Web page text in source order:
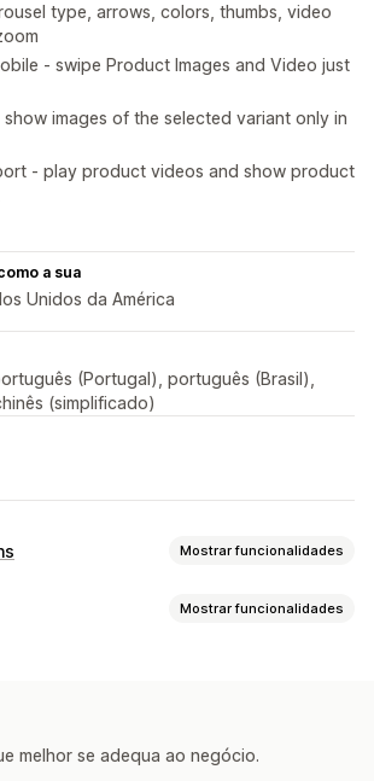
type, arrows, colors, thumbs, video
- swipe Product Images and Video just
show images of the selected variant only in
- play product videos and show product
a sua
Unidos da América
(Portugal), português (Brasil),
(simplificado)
Mostrar funcionalidades
de imagens
Proteção de imagem
Mostrar funcionalidades
melhor se adequa ao negócio.